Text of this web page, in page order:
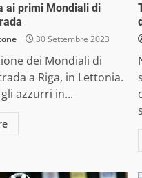
ai primi Mondiali di
30 Settembre 2023
dei Mondiali di
a Riga, in Lettonia.
azzurri in...